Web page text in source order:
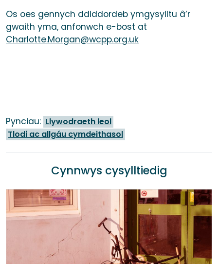
Os oes gennych ddiddordeb ymgysylltu â’r
gwaith yma, anfonwch e-bost at
Charlotte.Morgan@wcpp.org.uk
Pynciau: Llywodraeth leol
Tlodi ac allgáu cymdeithasol
Cynnwys cysylltiedig